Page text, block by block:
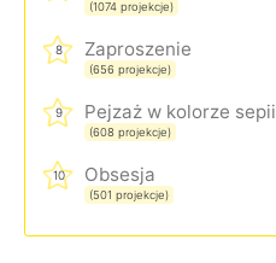
(1074 projekcje)
8 Zaproszenie
(656 projekcje)
9 Pejzaż w kolorze sepii
(608 projekcje)
10 Obsesja
(501 projekcje)